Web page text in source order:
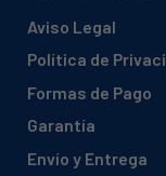
BALAY,
BALAY,
BALAY,
Aviso Legal
Política de
Formas de Pago
Garantía
Envío y Entrega